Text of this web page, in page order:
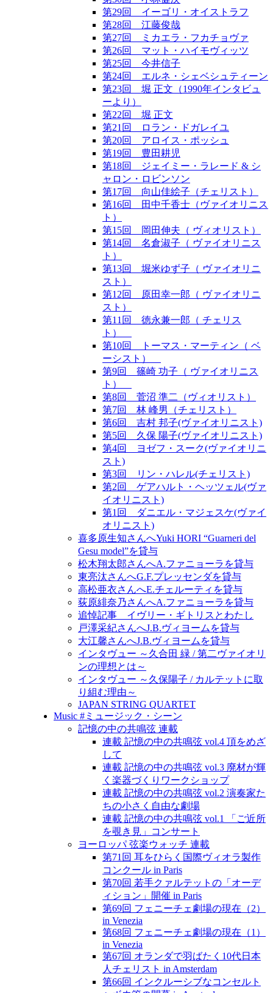
第29回 イーゴリ・オイストラフ
第28回 江藤俊哉
第27回 ミカエラ・フカチョヴァ
第26回 マット・ハイモヴィッツ
第25回 今井信子
第24回 エルネ・シェベシュティーン
第23回 堀 正文（1990年インタビュ
ーより）
第22回 堀 正文
第21回 ロラン・ドガレイユ
第20回 アロイス・ポッシュ
第19回 豊田耕児
第18回 ジェイミー・ラレード & シ
ャロン・ロビンソン
第17回 向山佳絵子（チェリスト）
第16回 田中千香士（ヴァイオリニス
ト）
第15回 岡田伸夫（ ヴィオリスト）
第14回 名倉淑子（ ヴァイオリニス
ト）
第13回 堀米ゆず子（ ヴァイオリニ
スト）
第12回 原田幸一郎（ ヴァイオリニ
スト）
第11回 徳永兼一郎（ チェリス
ト）
第10回 トーマス・マーティン（ ベ
ーシスト）
第9回 篠崎 功子（ ヴァイオリニス
ト）
第8回 菅沼 準二（ヴィオリスト）
第7回 林 峰男（チェリスト）
第6回 吉村 邦子(ヴァイオリニスト)
第5回 久保 陽子(ヴァイオリニスト)
第4回 ヨゼフ・スーク(ヴァイオリニ
スト)
第3回 リン・ハレル(チェリスト)
第2回 ゲアハルト・ヘッツェル(ヴァ
イオリニスト)
第1回 ダニエル・マジェスケ(ヴァイ
オリニスト)
喜多原生知さんへYuki HORI “Guarneri del
Gesu model”を貸与
松木翔太郎さんへA.ファニョーラを貸与
東亮汰さんへG.F.プレッセンダを貸与
高松亜衣さんへE.チェルーティを貸与
荻原緋奈乃さんへA.ファニョーラを貸与
追悼記事 イヴリー・ギトリスとわたし
戸澤采紀さんへJ.B.ヴィヨームを貸与
大江馨さんへJ.B.ヴィヨームを貸与
インタヴュー ～久合田 緑 / 第二ヴァイオリ
ンの理想とは～
インタヴュー ～久保陽子 / カルテットに取
り組む理由～
JAPAN STRING QUARTET
Music #ミュージック・シーン
記憶の中の共鳴弦 連載
連載 記憶の中の共鳴弦 vol.4 頂をめざ
して
連載 記憶の中の共鳴弦 vol.3 廃材が輝
く楽器づくりワークショップ
連載 記憶の中の共鳴弦 vol.2 演奏家た
ちの小さく自由な劇場
連載 記憶の中の共鳴弦 vol.1 「ご近所
を覗き見」コンサート
ヨーロッパ 弦楽ウォッチ 連載
第71回 耳をひらく国際ヴィオラ製作
コンクール in Paris
第70回 若手クァルテットの「オーデ
ィション」開催 in Paris
第69回 フェニーチェ劇場の現在（2）
in Venezia
第68回 フェニーチェ劇場の現在（1）
in Venezia
第67回 オランダで羽ばたく10代日本
人チェリスト in Amsterdam
第66回 インクルーシブなコンセルト